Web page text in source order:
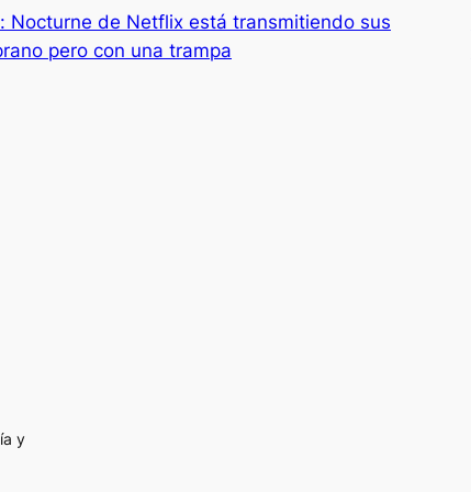
Nocturne de Netflix está transmitiendo sus
pero con una trampa
y